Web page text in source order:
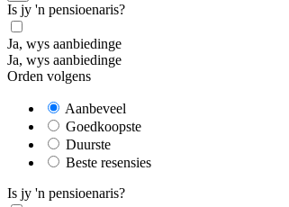
Is jy 'n pensioenaris?
Ja, wys aanbiedinge
Ja, wys aanbiedinge
Orden volgens
Aanbeveel
Goedkoopste
Duurste
Beste resensies
Is jy 'n pensioenaris?